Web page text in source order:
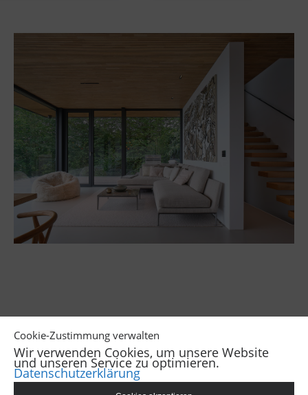
Cookie-Zustimmung verwalten
Wir verwenden Cookies, um unsere Website
und unseren Service zu optimieren.
Datenschutzerklärung
‹ ›